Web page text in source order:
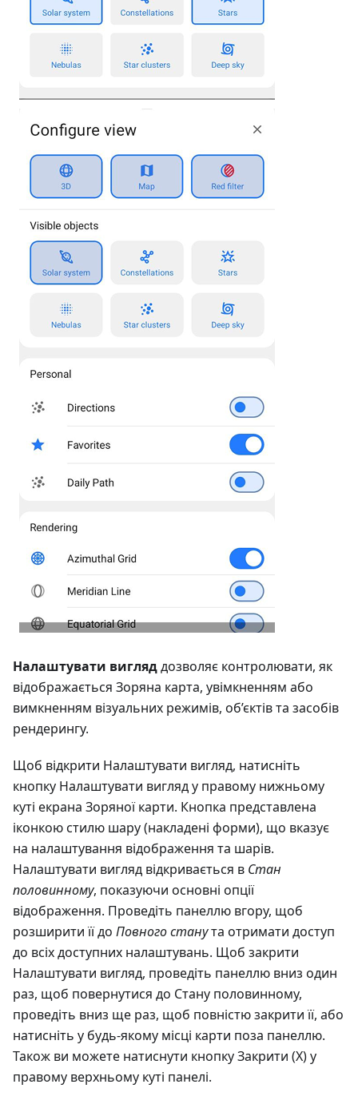
Налаштувати вигляддозволяє контролювати, як
відображається Зоряна карта, увімкненням або
вимкненням візуальних режимів, об’єктів та засобів
рендерингу.
Щоб відкрити Налаштувати вигляд, натисніть
кнопку Налаштувати вигляд у правому нижньому
куті екрана Зоряної карти. Кнопка представлена
іконкою стилю шару (накладені форми), що вказує
на налаштування відображення та шарів.
Налаштувати вигляд відкривається в Стан
половинному, показуючи основні опції
відображення. Проведіть панеллю вгору, щоб
розширити її до Повного станута отримати доступ
до всіх доступних налаштувань. Щоб закрити
Налаштувати вигляд, проведіть панеллю вниз один
раз, щоб повернутися до Стану половинному,
проведіть вниз ще раз, щоб повністю закрити її, або
натисніть у будь-якому місці карти поза панеллю.
Також ви можете натиснути кнопку Закрити (X) у
правому верхньому куті панелі.